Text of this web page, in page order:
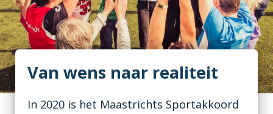
Van wens naar realiteit
In 2020 is het Maastrichts Sportakkoord